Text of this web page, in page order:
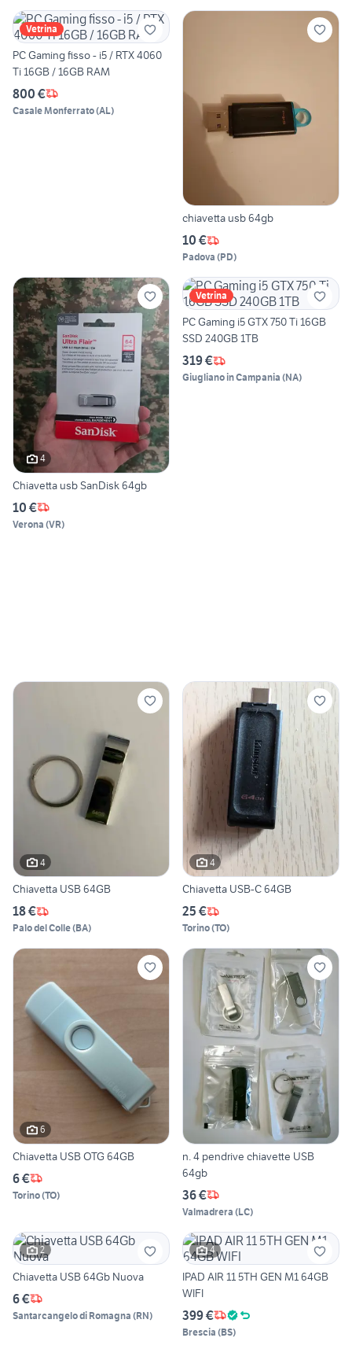
Vetrina
PC Gaming fisso - i5 / RTX 4060
Ti 16GB / 16GB RAM
800 €
Casale Monferrato(AL)
chiavetta usb 64gb
10 €
Padova (PD)
4
Chiavetta usb SanDisk 64gb
10 €
Verona (VR)
Vetrina
PC Gaming i5 GTX 750 Ti 16GB
SSD 240GB 1TB
319 €
Giugliano in Campania (NA)
4
Chiavetta USB 64GB
18 €
Palo del Colle(BA)
4
Chiavetta USB-C 64GB
25 €
Torino(TO)
6
Chiavetta USB OTG 64GB
6 €
Torino(TO)
n. 4 pendrive chiavette USB
64gb
36 €
Valmadrera (LC)
2
Chiavetta USB 64Gb Nuova
6 €
Santarcangelo di Romagna (RN)
4
IPAD AIR 11 5TH GEN M1 64GB
WIFI
399 €
Brescia (BS)